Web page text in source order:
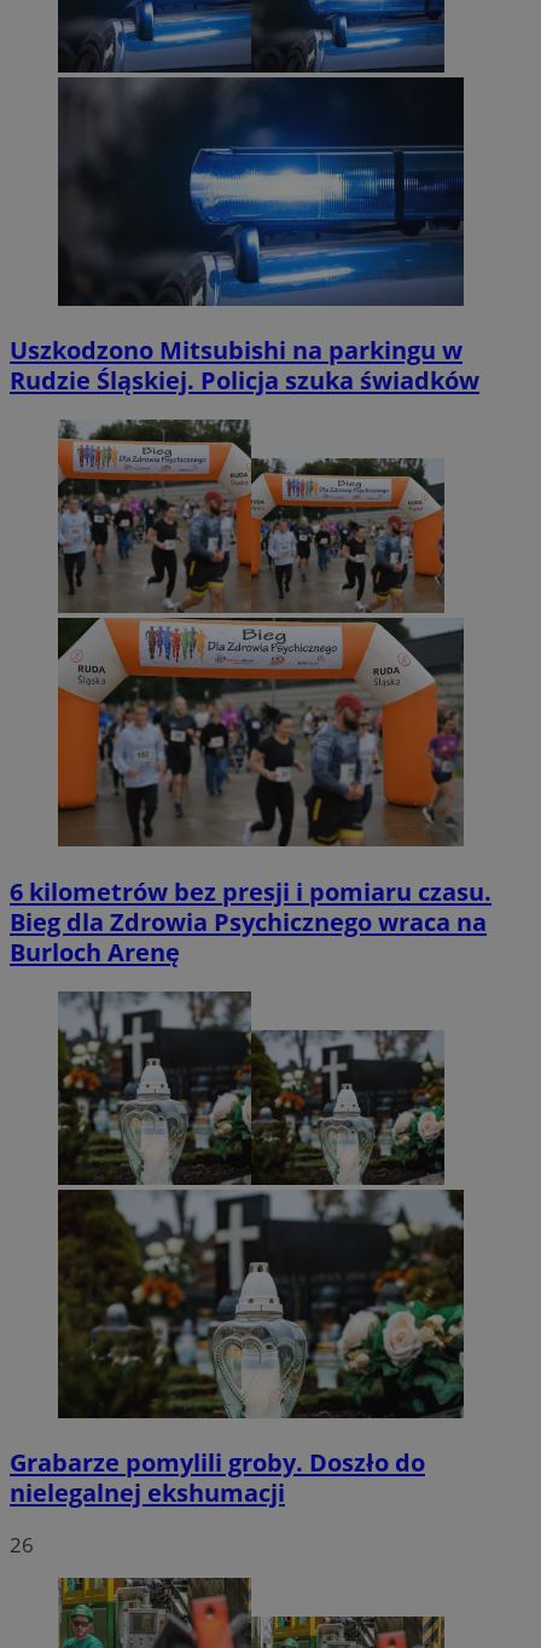
Uszkodzono Mitsubishi na parkingu w
Rudzie Śląskiej. Policja szuka świadków
6 kilometrów bez presji i pomiaru czasu.
Bieg dla Zdrowia Psychicznego wraca na
Burloch Arenę
Grabarze pomylili groby. Doszło do
nielegalnej ekshumacji
26